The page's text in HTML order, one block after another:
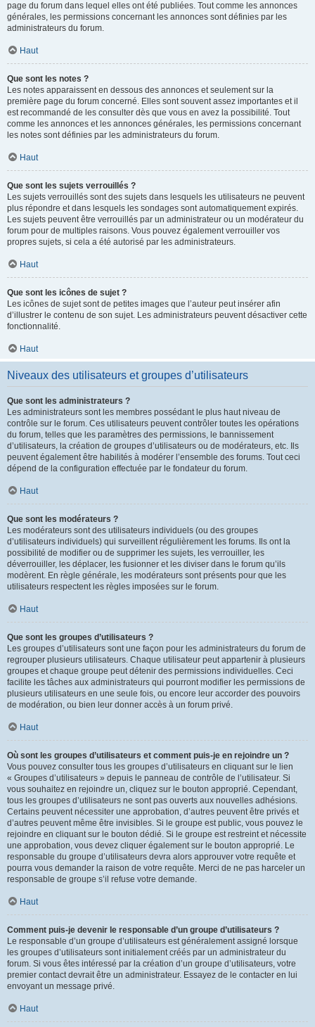
page du forum dans lequel elles ont été publiées. Tout comme les annonces
générales, les permissions concernant les annonces sont définies par les
administrateurs du forum.
Haut
Que sont les notes ?
Les notes apparaissent en dessous des annonces et seulement sur la
première page du forum concerné. Elles sont souvent assez importantes et il
est recommandé de les consulter dès que vous en avez la possibilité. Tout
comme les annonces et les annonces générales, les permissions concernant
les notes sont définies par les administrateurs du forum.
Haut
Que sont les sujets verrouillés ?
Les sujets verrouillés sont des sujets dans lesquels les utilisateurs ne peuvent
plus répondre et dans lesquels les sondages sont automatiquement expirés.
Les sujets peuvent être verrouillés par un administrateur ou un modérateur du
forum pour de multiples raisons. Vous pouvez également verrouiller vos
propres sujets, si cela a été autorisé par les administrateurs.
Haut
Que sont les icônes de sujet ?
Les icônes de sujet sont de petites images que l’auteur peut insérer afin
d’illustrer le contenu de son sujet. Les administrateurs peuvent désactiver cette
fonctionnalité.
Haut
Niveaux des utilisateurs et groupes d’utilisateurs
Que sont les administrateurs ?
Les administrateurs sont les membres possédant le plus haut niveau de
contrôle sur le forum. Ces utilisateurs peuvent contrôler toutes les opérations
du forum, telles que les paramètres des permissions, le bannissement
d’utilisateurs, la création de groupes d’utilisateurs ou de modérateurs, etc. Ils
peuvent également être habilités à modérer l’ensemble des forums. Tout ceci
dépend de la configuration effectuée par le fondateur du forum.
Haut
Que sont les modérateurs ?
Les modérateurs sont des utilisateurs individuels (ou des groupes
d’utilisateurs individuels) qui surveillent régulièrement les forums. Ils ont la
possibilité de modifier ou de supprimer les sujets, les verrouiller, les
déverrouiller, les déplacer, les fusionner et les diviser dans le forum qu’ils
modèrent. En règle générale, les modérateurs sont présents pour que les
utilisateurs respectent les règles imposées sur le forum.
Haut
Que sont les groupes d’utilisateurs ?
Les groupes d’utilisateurs sont une façon pour les administrateurs du forum de
regrouper plusieurs utilisateurs. Chaque utilisateur peut appartenir à plusieurs
groupes et chaque groupe peut détenir des permissions individuelles. Ceci
facilite les tâches aux administrateurs qui pourront modifier les permissions de
plusieurs utilisateurs en une seule fois, ou encore leur accorder des pouvoirs
de modération, ou bien leur donner accès à un forum privé.
Haut
Où sont les groupes d’utilisateurs et comment puis-je en rejoindre un ?
Vous pouvez consulter tous les groupes d’utilisateurs en cliquant sur le lien
« Groupes d’utilisateurs » depuis le panneau de contrôle de l’utilisateur. Si
vous souhaitez en rejoindre un, cliquez sur le bouton approprié. Cependant,
tous les groupes d’utilisateurs ne sont pas ouverts aux nouvelles adhésions.
Certains peuvent nécessiter une approbation, d’autres peuvent être privés et
d’autres peuvent même être invisibles. Si le groupe est public, vous pouvez le
rejoindre en cliquant sur le bouton dédié. Si le groupe est restreint et nécessite
une approbation, vous devez cliquer également sur le bouton approprié. Le
responsable du groupe d’utilisateurs devra alors approuver votre requête et
pourra vous demander la raison de votre requête. Merci de ne pas harceler un
responsable de groupe s’il refuse votre demande.
Haut
Comment puis-je devenir le responsable d’un groupe d’utilisateurs ?
Le responsable d’un groupe d’utilisateurs est généralement assigné lorsque
les groupes d’utilisateurs sont initialement créés par un administrateur du
forum. Si vous êtes intéressé par la création d’un groupe d’utilisateurs, votre
premier contact devrait être un administrateur. Essayez de le contacter en lui
envoyant un message privé.
Haut